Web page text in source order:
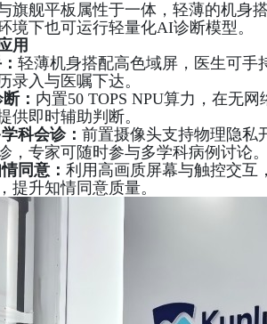
旗舰平板属性于一体，轻薄的机身
境下也可运行轻量化AI诊断模型。
用
轻薄机身搭配高色域屏，医生可手
录入与医嘱下达。
： 内置50 TOPS NPU算力，在无
供即时辅助判断。
科会诊： 前置摄像头支持物理隐私
，专家可随时参与多学科病例讨论
同意： 利用高画质屏幕与触控交互
提升知情同意质量。